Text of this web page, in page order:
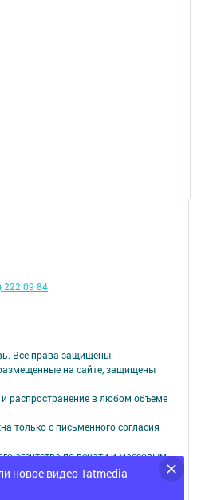
новое видео Tatmedia
Все права защищены.
на сайте, защищены
и распространение в любом объеме
только с письменного согласия
агентства по печати и массовым
новь
222 09 84